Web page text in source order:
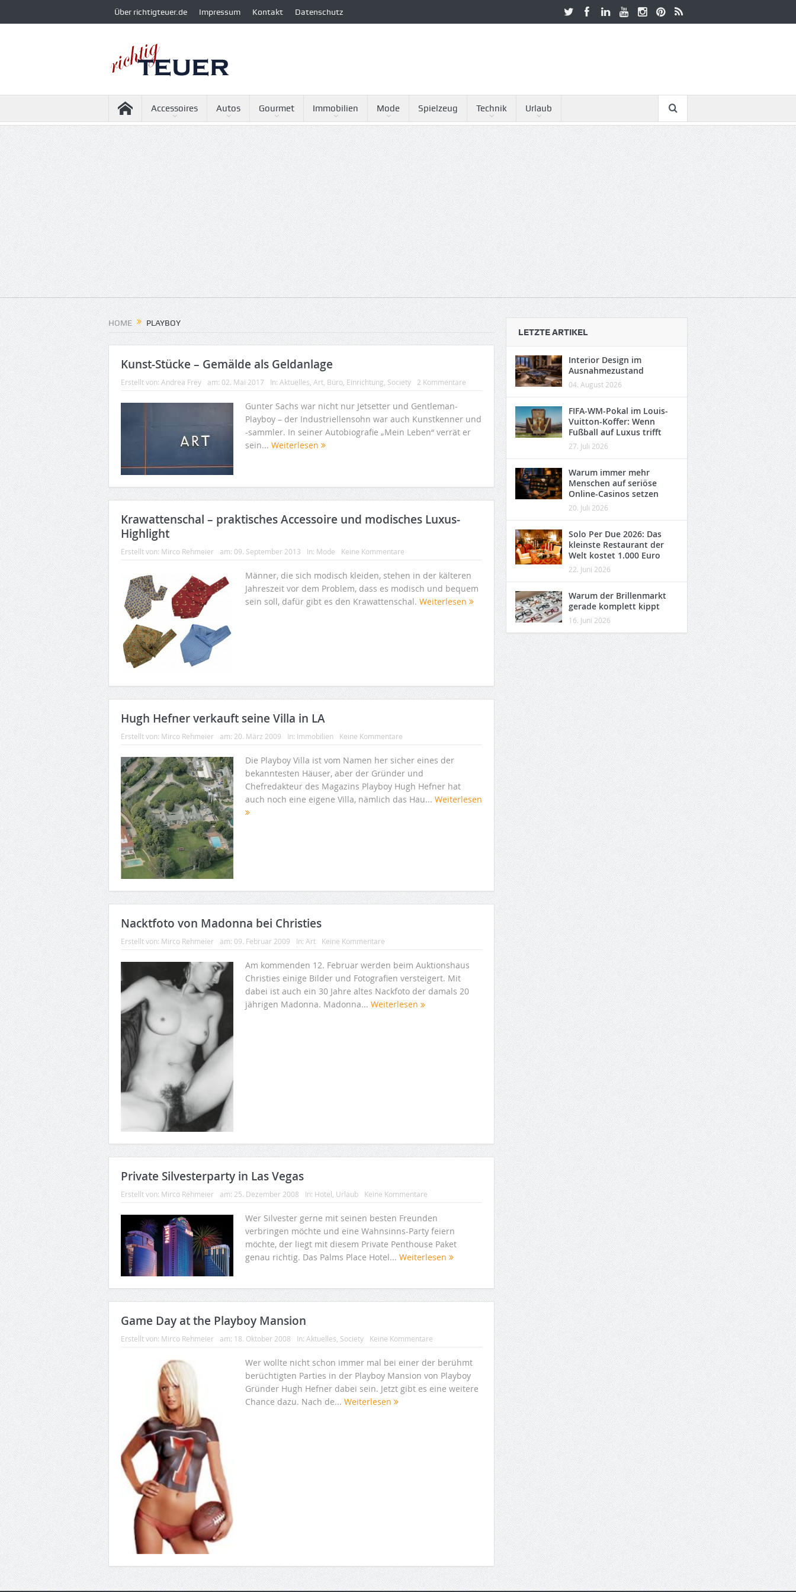
Über richtigteuer.de Impressum Kontakt Datenschutz
Accessoires Autos Gourmet Immobilien Mode Spielzeug Technik Urlaub
HOME PLAYBOY
Kunst-Stücke – Gemälde als Geldanlage
Erstellt von: Andrea Frey am: 02. Mai 2017 In: Aktuelles Art Büro Einrichtung Society 2 Kommentare
Gunter Sachs war nicht nur Jetsetter und Gentleman-
Playboy – der Industriellensohn war auch Kunstkenner und
-sammler. In seiner Autobiografie „Mein Leben“ verrät er
sein... Weiterlesen
Krawattenschal – praktisches Accessoire und modisches Luxus-
Highlight
Erstellt von: Mirco Rehmeier am: 09. September 2013 In: Mode Keine Kommentare
Männer, die sich modisch kleiden, stehen in der kälteren
Jahreszeit vor dem Problem, dass es modisch und bequem
sein soll, dafür gibt es den Krawattenschal. Weiterlesen
Hugh Hefner verkauft seine Villa in LA
Erstellt von: Mirco Rehmeier am: 20. März 2009 In: Immobilien Keine Kommentare
Die Playboy Villa ist vom Namen her sicher eines der
bekanntesten Häuser, aber der Gründer und
Chefredakteur des Magazins Playboy Hugh Hefner hat
auch noch eine eigene Villa, nämlich das Hau... Weiterlesen
Nacktfoto von Madonna bei Christies
Erstellt von: Mirco Rehmeier am: 09. Februar 2009 In: Art Keine Kommentare
Am kommenden 12. Februar werden beim Auktionshaus
Christies einige Bilder und Fotografien versteigert. Mit
dabei ist auch ein 30 Jahre altes Nackfoto der damals 20
jährigen Madonna. Madonna... Weiterlesen
Private Silvesterparty in Las Vegas
Erstellt von: Mirco Rehmeier am: 25. Dezember 2008 In: Hotel Urlaub Keine Kommentare
Wer Silvester gerne mit seinen besten Freunden
verbringen möchte und eine Wahnsinns-Party feiern
möchte, der liegt mit diesem Private Penthouse Paket
genau richtig. Das Palms Place Hotel... Weiterlesen
Game Day at the Playboy Mansion
Erstellt von: Mirco Rehmeier am: 18. Oktober 2008 In: Aktuelles Society Keine Kommentare
Wer wollte nicht schon immer mal bei einer der berühmt
berüchtigten Parties in der Playboy Mansion von Playboy
Gründer Hugh Hefner dabei sein. Jetzt gibt es eine weitere
Chance dazu. Nach de... Weiterlesen
LETZTE ARTIKEL
Interior Design im
Ausnahmezustand
04. August 2026
FIFA-WM-Pokal im Louis-
Vuitton-Koffer: Wenn
Fußball auf Luxus trifft
27. Juli 2026
Warum immer mehr
Menschen auf seriöse
Online-Casinos setzen
20. Juli 2026
Solo Per Due 2026: Das
kleinste Restaurant der
Welt kostet 1.000 Euro
22. Juni 2026
Warum der Brillenmarkt
gerade komplett kippt
16. Juni 2026